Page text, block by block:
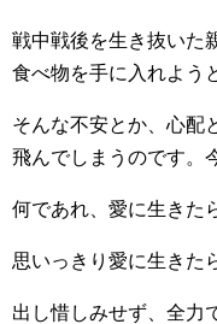
戦中戦後を生き抜いた
食べ物を手に入れよう
そんな不安とか、心配
飛んでしまうのです。
何であれ、愛に生きた
思いっきり愛に生きた
出し惜しみせず、全力